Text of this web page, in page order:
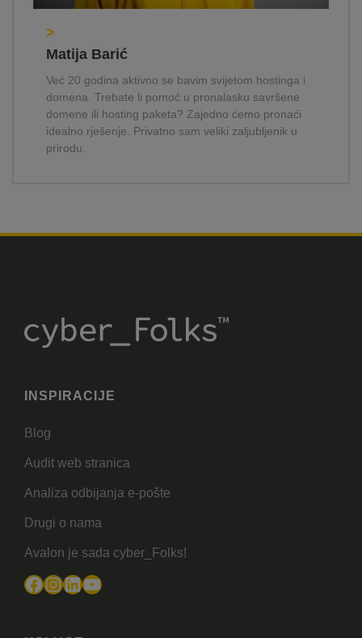
>
Matija Barić
Već 20 godina aktivno se bavim svijetom hostinga i
domena. Trebate li pomoć u pronalasku savršene
domene ili hosting paketa? Zajedno ćemo pronaći
idealno rješenje. Privatno sam veliki zaljubljenik u
prirodu.
INSPIRACIJE
Blog
Audit web stranica
Analiza odbijanja e-pošte
Drugi o nama
Avalon je sada cyber_Folks!
Facebook
Instagram
LinkedIn
YouTube